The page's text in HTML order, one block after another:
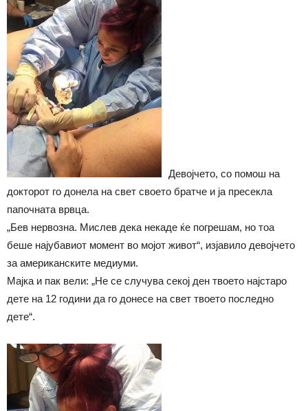
Девојчето, со помош на
докторот го донела на свет своето братче и ја пресекла
папочната врвца.
„Бев нервозна. Мислев дека некаде ќе погрешам, но тоа
беше најубавиот момент во мојот живот“, изјавило девојчето
за американските медиуми.
Мајка и пак вели: „Не се случува секој ден твоето најстаро
дете на 12 години да го донесе на свет твоето последно
дете“.